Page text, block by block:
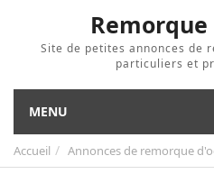
Remorque
Site de petites annonces de
particuliers et
MENU
Accueil Annonces de remorque